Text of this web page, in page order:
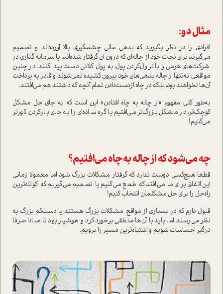
مثال دو:
افرادی را در نظر بگیرید که بدهی مالی چشمگیری بالا آورده‌اند و تصمیم
می‌گیرند برای نجات خود از چاله‌ای که درون آن گرفتار شده‌اند، با سرمایه گذاری در
شرکت‌های هرمی و یا نزول‌کردن پول، به پول کلانی دست پیدا کنند. در چنین
مواقعی، نه‌تنها از چاله بدهی‌های خود بیرون کشیده نمی‌شوند و قادر به پرداخت
آن‌ها نخواهند بود، بلکه در چاه از‌دست‌دادن تمام آنچه که داشتند هم می‌افتند.
به‌طور کلی، مفهوم «از چاله به چاه افتادن» این است که به جای حل مشکل
کوچک‌تر، در مشکل بزرگ‌تر می‌افتیم یا گره ساده‌ای را به جای باز‌کردن، کورتر
می‌کنیم!
چه می‌شود که از چاله به چاه می‌افتیم؟
قطعا هیچ‌کسی دوست ندارد که گرفتار مشکلات بزرگ شود اما معمولا زمانی
این اتفاق برای ما می‌افتد که طمع می‌کنیم یا تصمیم می‌گیریم که کوتاه‌ترین
راه‌حل را برای حل مشکلمان انتخاب کنیم!
قبول دارم که در بسیاری از مواقع، مشکلات بزرگ هستند یا دست‌کم بزرگ به
نظر می‌رسند، اما باید با آن‌ها منطقی برخورد کرد و هوشیار بود تا مبادا صرفا
درگیر احساسات شویم و اشتباه‌ترین مسیر را برویم.